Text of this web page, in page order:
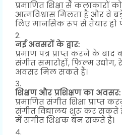
प्रमाणित शिक्षा से
आत्मविश्वास मिलता है और वे
लिए मानसिक रूप से तैयार हो
नई अवसरों के द्वार:
प्रमाण पत्र प्राप्त करने के बाद
संगीत समारोहों, फिल्म उद्योग,
अवसर मिल सकते हैं।
शिक्षण और प्रशिक्षण का अवसर:
प्रमाणित संगीत शिक्षा
संगीत विद्यालय शुरू कर सकते हैं
में संगीत शिक्षक बन सकते हैं।